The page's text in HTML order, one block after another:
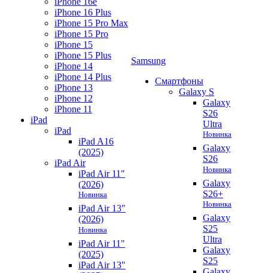
iPhone 16 Plus
iPhone 15 Pro Max
iPhone 15 Pro
iPhone 15
iPhone 15 Plus
iPhone 14
iPhone 14 Plus
iPhone 13
iPhone 12
iPhone 11
iPad
iPad
iPad A16
(2025)
iPad Air
iPad Air 11"
(2026)
Новинка
iPad Air 13"
(2026)
Новинка
iPad Air 11"
(2025)
iPad Air 13"
Samsung
Смартфоны
Galaxy S
Galaxy
S26
Ultra
Новинка
Galaxy
S26
Новинка
Galaxy
S26+
Новинка
Galaxy
S25
Ultra
Galaxy
S25